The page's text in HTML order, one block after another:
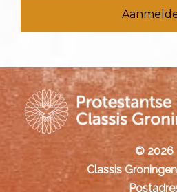
© 2026
Classis